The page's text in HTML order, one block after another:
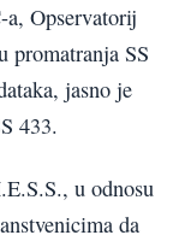
Opservatorij
promatranja SS
jasno je
433.
u odnosu
da